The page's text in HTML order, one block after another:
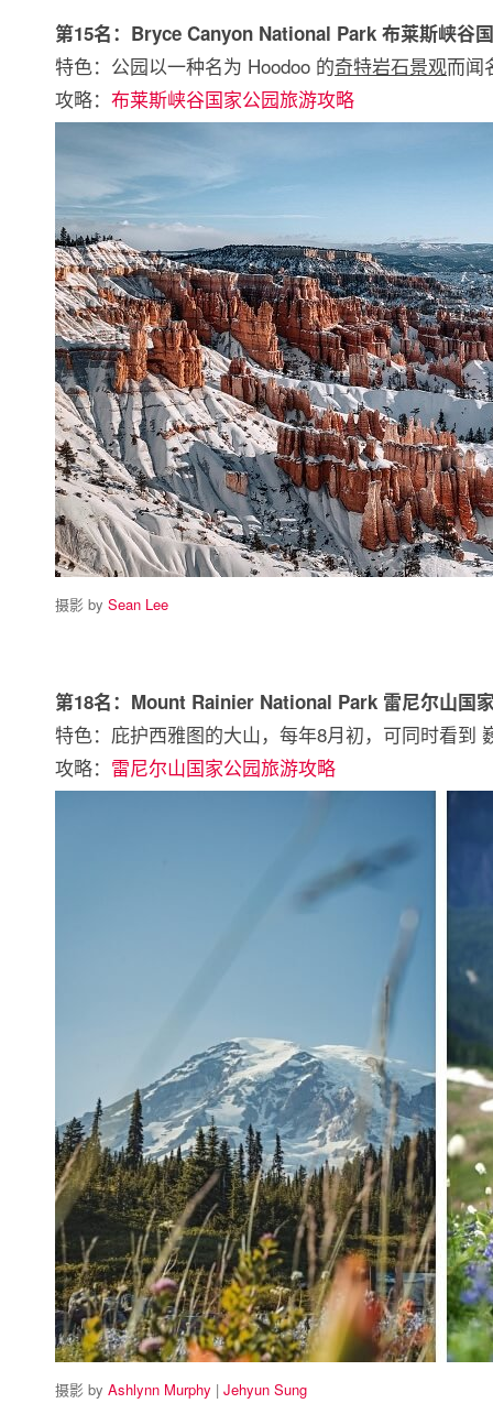
第15名：Bryce Canyon National Park 布莱斯峡谷
特色：公园以一种名为 Hoodoo 的奇特岩石景观而闻
攻略： 布莱斯峡谷国家公园旅游攻略
摄影 by Sean Lee
第18名：Mount Rainier National Park 雷尼尔山国
特色：庇护西雅图的大山，每年8月初，可同时看到
攻略： 雷尼尔山国家公园旅游攻略
摄影 by Ashlynn Murphy | Jehyun Sung